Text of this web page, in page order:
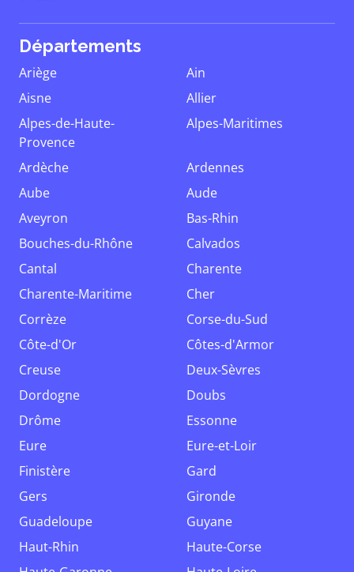
Départements
Ariège
Ain
Aisne
Allier
Alpes-de-Haute-
Provence
Alpes-Maritimes
Ardèche
Ardennes
Aube
Aude
Aveyron
Bas-Rhin
Bouches-du-Rhône
Calvados
Cantal
Charente
Charente-Maritime
Cher
Corrèze
Corse-du-Sud
Côte-d'Or
Côtes-d'Armor
Creuse
Deux-Sèvres
Dordogne
Doubs
Drôme
Essonne
Eure
Eure-et-Loir
Finistère
Gard
Gers
Gironde
Guadeloupe
Guyane
Haut-Rhin
Haute-Corse